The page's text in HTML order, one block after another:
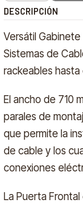
DESCRIPCIÓN
Versátil
Sistemas de
rackeables
El ancho de 710
parales de
que permite la
de cable y los
conexiones
La Puerta